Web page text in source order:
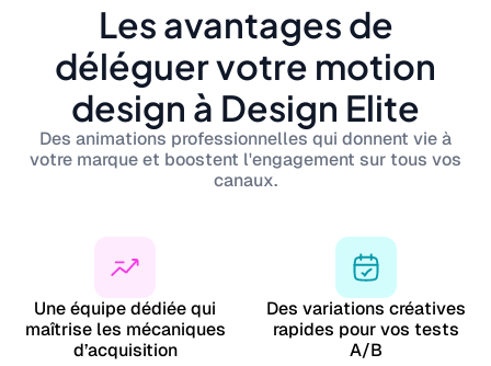
Les avantages de
déléguer votre motion
design à Design Elite
Des animations professionnelles qui donnent vie à
votre marque et boostent l'engagement sur tous vos
canaux.
Une équipe dédiée qui
maîtrise les mécaniques
d’acquisition
Des variations créatives
rapides pour vos tests
A/B